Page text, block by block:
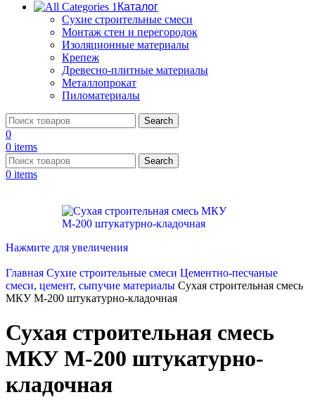
Каталог
Сухие строительные смеси
Монтаж стен и перегородок
Изоляционные материалы
Крепеж
Древесно-плитные материалы
Металлопрокат
Пиломатериалы
Search
0
0 items
Search
0 items
Нажмите для увеличения
Главная Сухие строительные смеси Цементно-песчаные
смеси, цемент, сыпучие материалы Сухая строительная смесь
МКУ М-200 штукатурно-кладочная
Сухая строительная смесь
МКУ М-200 штукатурно-
кладочная